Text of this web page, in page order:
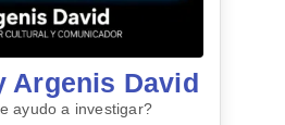
Argenis David
ayudo a investigar?